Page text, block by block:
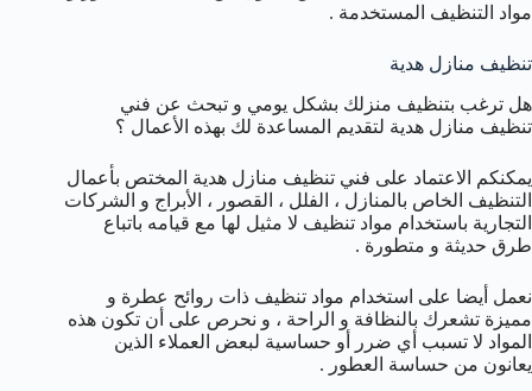
مواد التنظيف المستخدمة .
تنظيف منازل هدية
هل ترغب بتنظيف منزلك بشكل يومي و تبحث عن فني
تنظيف منازل هدية لتقديم المساعدة لك بهذه الأعمال ؟
يمكنكم الاعتماد على فني تنظيف منازل هدية المختص بأعمال
التنظيف الخاص بالمنازل ، الفلل ، القصور ، الأبراج و الشركات
التجارية باستخدام مواد تنظيف لا مثيل لها مع قيامه باتباع
طرق حديثة و متطورة .
نعمل أيضا على استخدام مواد تنظيف ذات روائح عطرة و
مميزة تشعرك بالنظافة و الراحة ، و نحرص على أن تكون هذه
المواد لا تسبب أي ضرر أو حساسية لبعض العملاء الذين
يعانون من حساسة العطور .